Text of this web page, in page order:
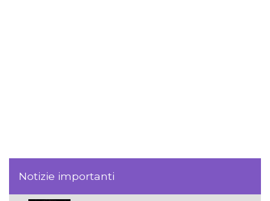
Notizie importanti